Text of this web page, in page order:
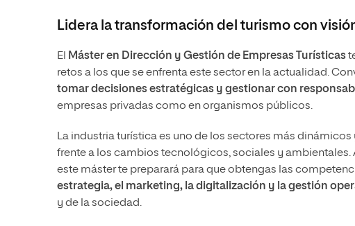
Música
Lidera la transformación del turismo con
El Máster en Dirección y Gestión de Empresas Turísticas
retos a los que se enfrenta este sector en la actualidad.
tomar decisiones estratégicas y gestionar con
empresas privadas como en organismos públicos.
La industria turística es uno de los sectores más
frente a los cambios tecnológicos, sociales y
este máster te preparará para que obtengas las
estrategia, el marketing, la digitalización y la gestión
y de la sociedad.